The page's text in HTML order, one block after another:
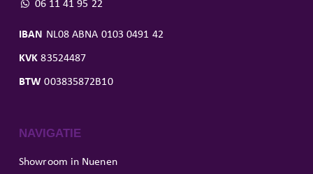
06 11 41 95 22
IBAN NL08 ABNA 0103 0491 42
KVK 83524487
BTW 003835872B10
NAVIGATIE
Showroom in Nuenen